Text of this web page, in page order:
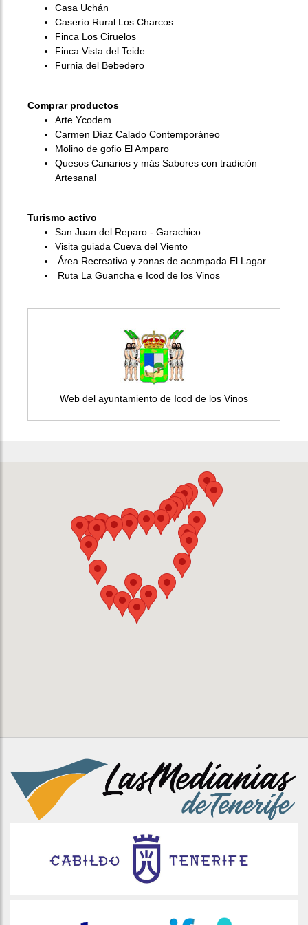
Casa Uchán
Caserío Rural Los Charcos
Finca Los Ciruelos
Finca Vista del Teide
Furnia del Bebedero
Comprar productos
Arte Ycodem
Carmen Díaz Calado Contemporáneo
Molino de gofio El Amparo
Quesos Canarios y más Sabores con tradición
Artesanal
Turismo activo
San Juan del Reparo - Garachico
Visita guiada Cueva del Viento
Área Recreativa y zonas de acampada El Lagar
Ruta La Guancha e Icod de los Vinos
Web del ayuntamiento de Icod de los Vinos